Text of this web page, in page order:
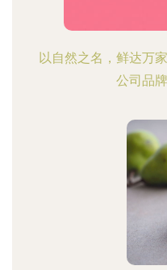
以自然之名，鲜达万
公司品